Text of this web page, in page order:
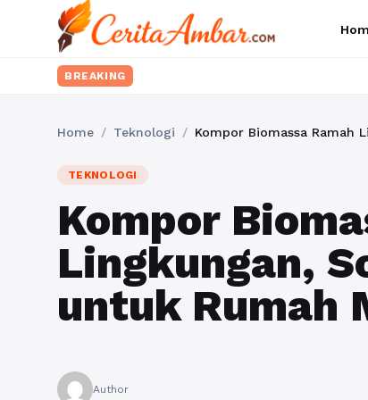
BREAKING
Home / Teknologi / Kompor Biomassa Ramah
TEKNOLOGI
Kompor
Lingkungan,
untuk Rumah
Author